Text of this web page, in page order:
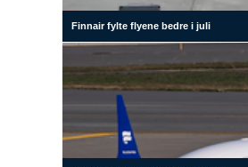
Finnair fylte flyene bedre i juli